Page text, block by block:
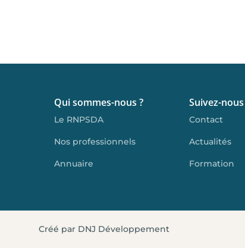
Qui sommes-nous ?
Le RNPSDA
Nos professionnels
Annuaire
Suivez-nous
Contact
Actualités
Formation
Créé par DNJ Développement